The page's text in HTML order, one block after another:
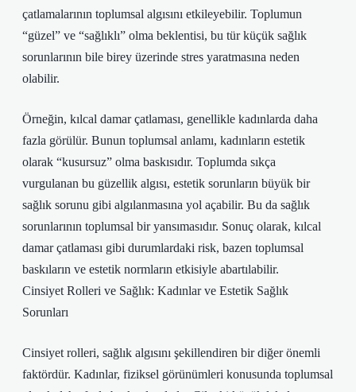
çatlamalarının toplumsal algısını etkileyebilir. Toplumun
“güzel” ve “sağlıklı” olma beklentisi, bu tür küçük sağlık
sorunlarının bile birey üzerinde stres yaratmasına neden
olabilir.
Örneğin, kılcal damar çatlaması, genellikle kadınlarda daha
fazla görülür. Bunun toplumsal anlamı, kadınların estetik
olarak “kusursuz” olma baskısıdır. Toplumda sıkça
vurgulanan bu güzellik algısı, estetik sorunların büyük bir
sağlık sorunu gibi algılanmasına yol açabilir. Bu da sağlık
sorunlarının toplumsal bir yansımasıdır. Sonuç olarak, kılcal
damar çatlaması gibi durumlardaki risk, bazen toplumsal
baskıların ve estetik normların etkisiyle abartılabilir.
Cinsiyet Rolleri ve Sağlık: Kadınlar ve Estetik Sağlık
Sorunları
Cinsiyet rolleri, sağlık algısını şekillendiren bir diğer önemli
faktördür. Kadınlar, fiziksel görünümleri konusunda toplumsal